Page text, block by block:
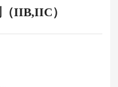
IIB,IIC）